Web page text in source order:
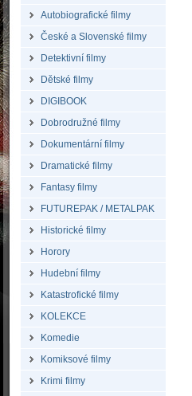
Autobiografické filmy
České a Slovenské filmy
Detektivní filmy
Dětské filmy
DIGIBOOK
Dobrodružné filmy
Dokumentární filmy
Dramatické filmy
Fantasy filmy
FUTUREPAK / METALPAK
Historické filmy
Horory
Hudební filmy
Katastrofické filmy
KOLEKCE
Komedie
Komiksové filmy
Krimi filmy